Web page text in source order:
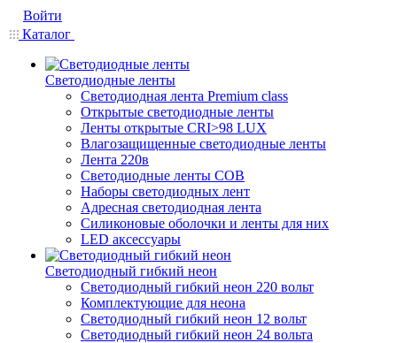
Войти
Каталог
Светодиодные ленты
Светодиодная лента Premium class
Открытые светодиодные ленты
Ленты открытые CRI>98 LUX
Влагозащищенные светодиодные ленты
Лента 220в
Светодиодные ленты COB
Наборы светодиодных лент
Адресная светодиодная лента
Силиконовые оболочки и ленты для них
LED аксессуары
Светодиодный гибкий неон
Светодиодный гибкий неон 220 вольт
Комплектующие для неона
Светодиодный гибкий неон 12 вольт
Светодиодный гибкий неон 24 вольта